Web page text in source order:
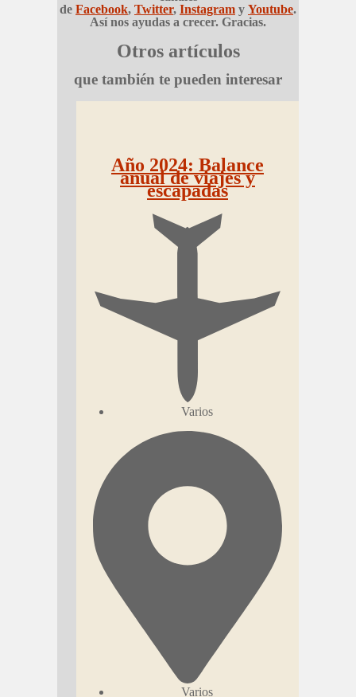
de Facebook, Twitter, Instagram y Youtube.
Así nos ayudas a crecer. Gracias.
Otros artículos
que también te pueden interesar
Año 2024: Balance
anual de viajes y
escapadas
Varios
Varios